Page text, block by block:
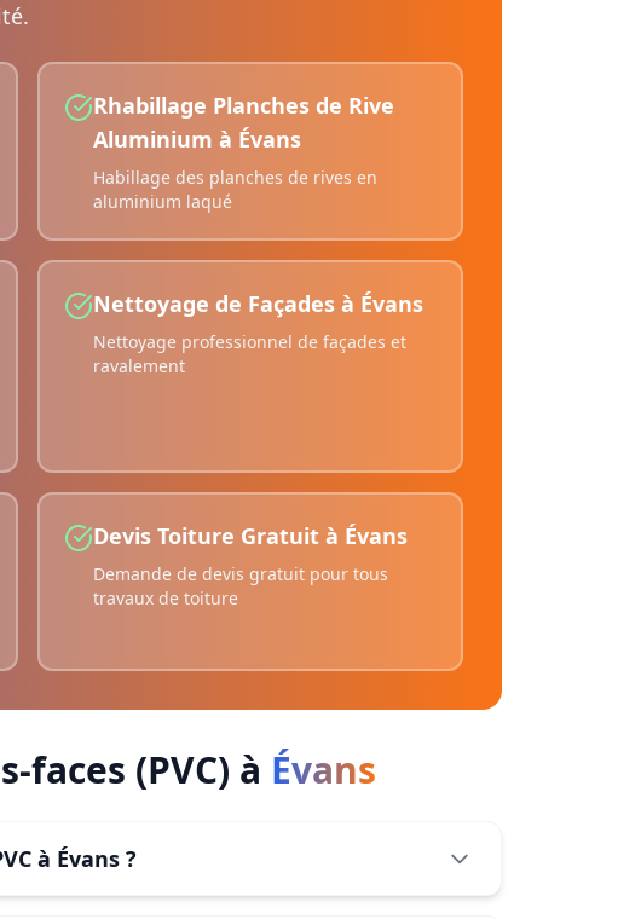
Rhabillage Planches de Rive
Aluminium à Évans
Habillage des planches de rives en
aluminium laqué
Nettoyage de Façades à Évans
Nettoyage professionnel de façades et
ravalement
Devis Toiture Gratuit à Évans
Demande de devis gratuit pour tous
travaux de toiture
faces (PVC) à Évans
à Évans ?